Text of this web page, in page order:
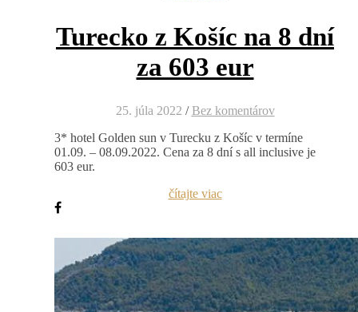
Turecko z Košíc na 8 dní
za 603 eur
25. júla 2022 / Bez komentárov
3* hotel Golden sun v Turecku z Košíc v termíne
01.09. – 08.09.2022. Cena za 8 dní s all inclusive je
603 eur.
čítajte viac